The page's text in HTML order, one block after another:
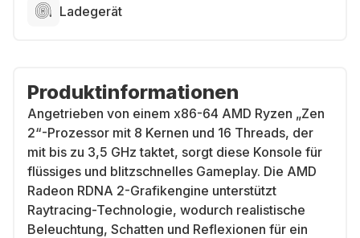
Ladegerät
Produktinformationen
Angetrieben von einem x86-64 AMD Ryzen „Zen
2“-Prozessor mit 8 Kernen und 16 Threads, der
mit bis zu 3,5 GHz taktet, sorgt diese Konsole für
flüssiges und blitzschnelles Gameplay. Die AMD
Radeon RDNA 2-Grafikengine unterstützt
Raytracing-Technologie, wodurch realistische
Beleuchtung, Schatten und Reflexionen für ein